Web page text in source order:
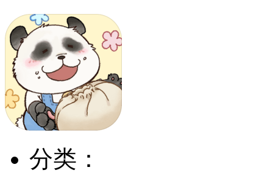
分类：